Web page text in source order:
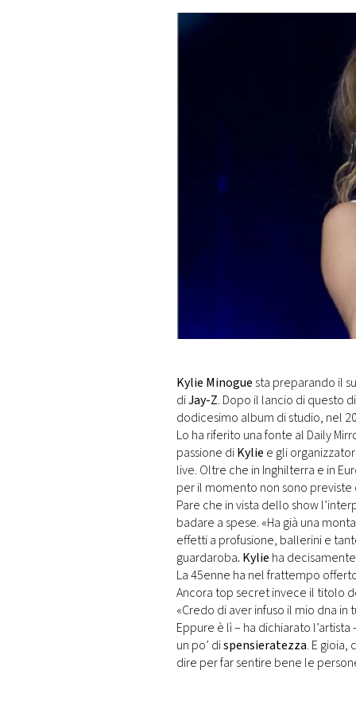
MONACO
RMC
CONSIGLIA
Kylie Minogue sta preparando il
diJay-Z. Dopo il lancio di questo
dodicesimo album di studio, nel
Lo ha riferito una fonte al Daily
passione diKylie e gli
live. Oltre che in Inghilterra e in
per il momento non sono previste
Pare che in vista dello show
badare a spese. «Ha già una
effetti a profusione, ballerini e
guardaroba. Kylie ha
La 45enne ha nel frattempo
Ancora top secret invece il titolo
«Credo di aver infuso il mio dna
Eppure è lì – ha dichiarato
un po’ dispensieratezza. E gioia,
dire per far sentire bene le